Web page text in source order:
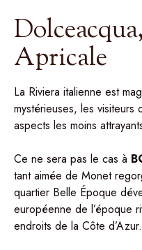
Apricale
La Riviera italienne est
mystérieuses, les
aspects les moins
Ce ne sera pas le cas à
tant aimée de Monet
quartier Belle Époque
européenne de l’époque
endroits de la Côte d’Azur.